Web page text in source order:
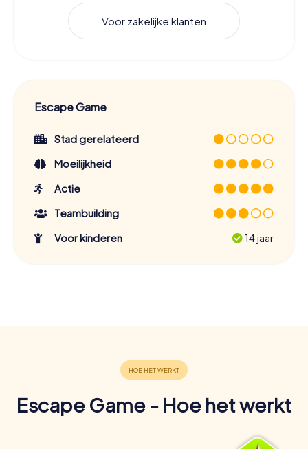
Voor zakelijke klanten
Escape Game
Stad gerelateerd
Moeilijkheid
Actie
Teambuilding
Voor kinderen
14 jaar
Escape Game - Hoe het werkt